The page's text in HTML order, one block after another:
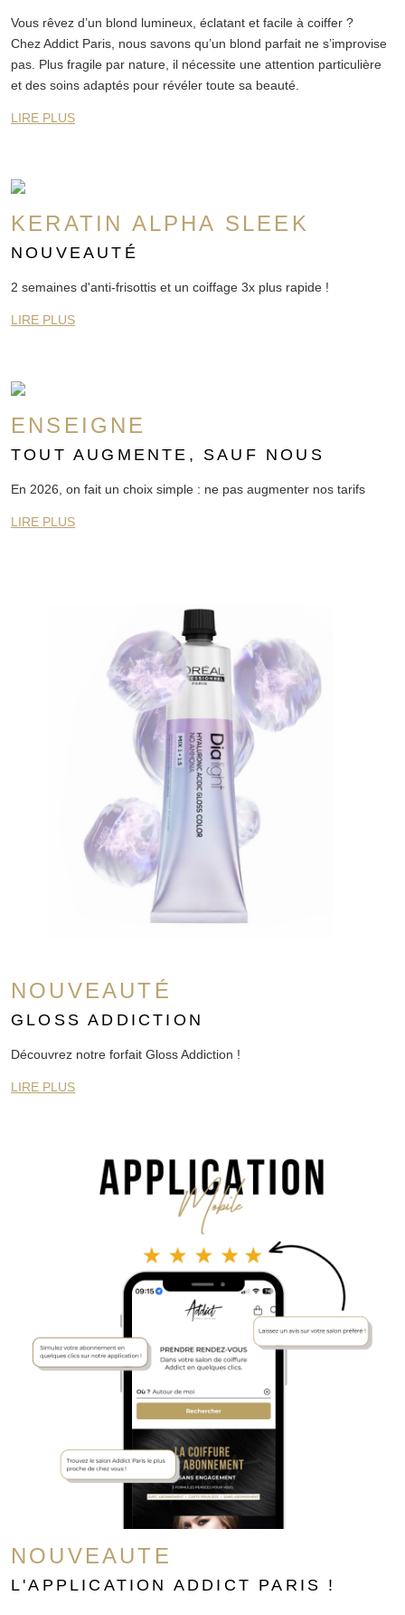
Vous rêvez d’un blond lumineux, éclatant et facile à coiffer ?
Chez Addict Paris, nous savons qu’un blond parfait ne s’improvise
pas. Plus fragile par nature, il nécessite une attention particulière
et des soins adaptés pour révéler toute sa beauté.
LIRE PLUS
KERATIN ALPHA SLEEK
NOUVEAUTÉ
2 semaines d'anti-frisottis et un coiffage 3x plus rapide !
LIRE PLUS
ENSEIGNE
TOUT AUGMENTE, SAUF NOUS
En 2026, on fait un choix simple : ne pas augmenter nos tarifs
LIRE PLUS
NOUVEAUTÉ
GLOSS ADDICTION
Découvrez notre forfait Gloss Addiction !
LIRE PLUS
NOUVEAUTE
L'APPLICATION ADDICT PARIS !